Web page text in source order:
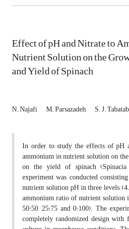
Effect of pH and Nitrate to
Nutrient Solution on the
and Yield of Spinach
N. Najafi M. Parsazadeh S. J.
In order to study the effects of
ammonium in nutrient solution, on
on the yield of spinach
experiment was conducted
nutrient solution pH in three levels
ammonium ratio of nutrient solution
50:50, 25:75 and 0:100). The
completely randomized design